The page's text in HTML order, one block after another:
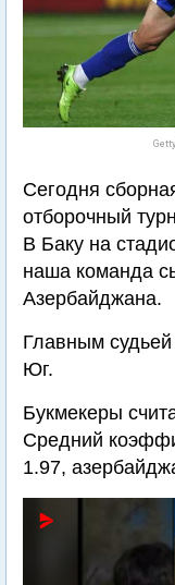
Сегодня
отборочный
В Баку на
наша команда
Азербайджана.
Главным
Юг.
Букмекеры
Средний
1.97,